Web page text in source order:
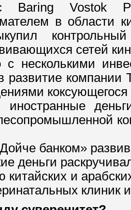
Baring Vostok
в области
сетей
с несколькими
развитие
коксующегося
иностранные
банком»
деньги
и
клиник